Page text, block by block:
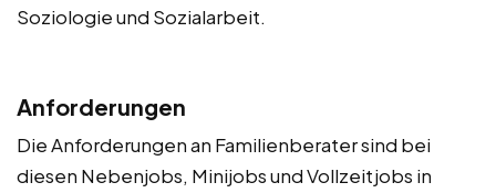
Soziologie und Sozialarbeit.
Anforderungen
Die Anforderungen an Familienberater sind bei
diesen Nebenjobs, Minijobs und Vollzeitjobs in